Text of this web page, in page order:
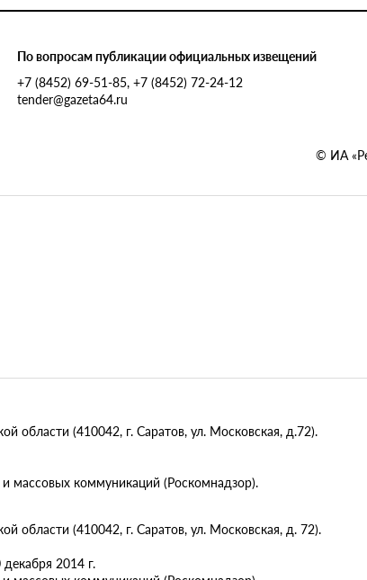
По вопросам публикации официальных извещений
+7 (8452) 69-51-85, +7 (8452) 72-24-12
tender@gazeta64.ru
© ИА
области (410042, г. Саратов, ул. Московская, д.72).
массовых коммуникаций (Роскомнадзор).
области (410042, г. Саратов, ул. Московская, д. 72).
2014 г.